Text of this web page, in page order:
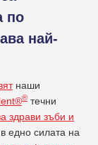
по
най-
наши
® течни
здрави зъби и
едно силата на